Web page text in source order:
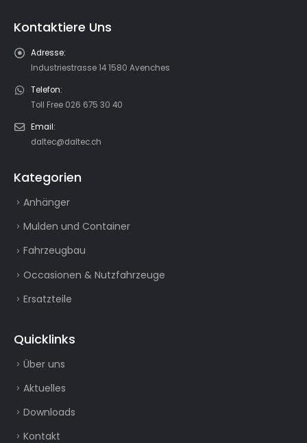
Kontaktiere Uns
Adresse:
Industriestrasse 14 1580 Avenches
Telefon:
Toll Free 026 675 30 40
Email:
daltec@daltec.ch
Kategorien
Anhänger
Mulden und Container
Fahrzeugbau
Occasionen & Nutzfahrzeuge
Ersatzteile
Quicklinks
Über uns
Aktuelles
Downloads
Kontakt